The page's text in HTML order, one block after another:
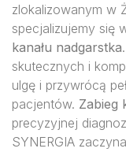
zlokalizowanym w
specjalizujemy się
kanału nadgarstka
skutecznych i
ulgę i przywrócą
pacjentów. Zabieg
precyzyjnej
SYNERGIA